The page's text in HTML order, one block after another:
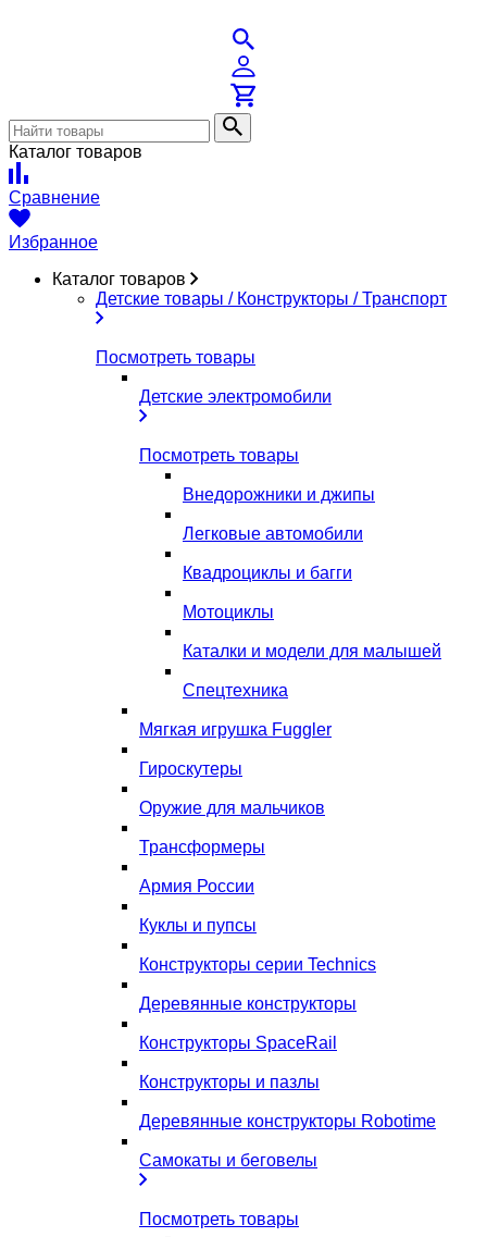
Каталог товаров
Сравнение
Избранное
Каталог товаров
Детские товары / Конструкторы / Транспорт
Посмотреть товары
Детские электромобили
Посмотреть товары
Внедорожники и джипы
Легковые автомобили
Квадроциклы и багги
Мотоциклы
Каталки и модели для малышей
Спецтехника
Мягкая игрушка Fuggler
Гироскутеры
Оружие для мальчиков
Трансформеры
Армия России
Куклы и пупсы
Конструкторы серии Technics
Деревянные конструкторы
Конструкторы SpaceRail
Конструкторы и пазлы
Деревянные конструкторы Robotime
Самокаты и беговелы
Посмотреть товары